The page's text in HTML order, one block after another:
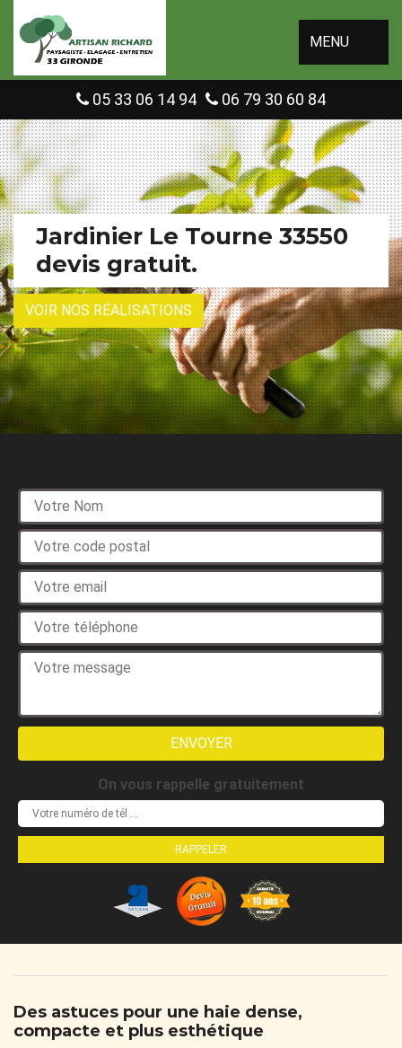
MENU
05 33 06 14 94 06 79 30 60 84
Jardinier Le Tourne 33550
devis gratuit.
VOIR NOS RÉALISATIONS
On vous rappelle gratuitement
Des astuces pour une haie dense,
compacte et plus esthétique